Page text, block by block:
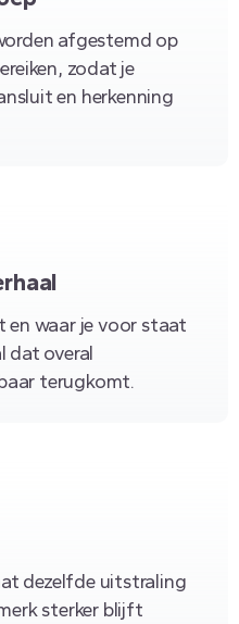
afgestemd op
zodat je
en herkenning
en waar je voor staat
dat overal
terugkomt.
dezelfde uitstraling
sterker blijft